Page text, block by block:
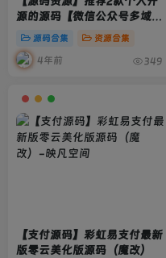
源的源码【微信公众号多域名
回调、目录列表】
源码合集 资源合集
4年前 349
【支付源码】彩虹易支付最新
版零云美化版源码（魔改）